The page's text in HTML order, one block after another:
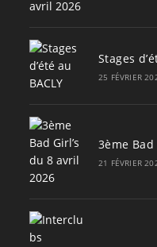
Stages
25 FÉVRIER
3ème
21 FÉVRIER